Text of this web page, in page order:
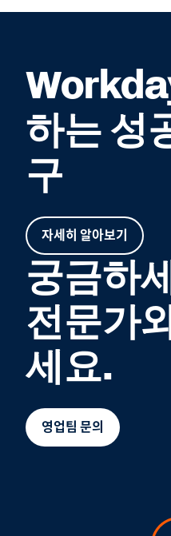
하는 성
구
자세히 알아보기
궁금하
전문가
세요.
영업팀 문의